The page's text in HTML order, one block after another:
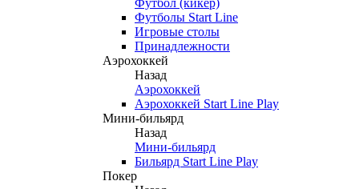
Футбол (кикер)
Футболы Start Line
Игровые столы
Принадлежности
Аэрохоккей
Назад
Аэрохоккей
Аэрохоккей Start Line Play
Мини-бильярд
Назад
Мини-бильярд
Бильярд Start Line Play
Покер